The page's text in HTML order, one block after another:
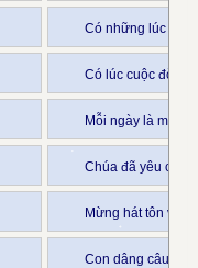
Có những lúc
Có lúc cuộc đời
Mỗi ngày là một
Chúa đã yêu
Mừng hát tôn
Con dâng câu